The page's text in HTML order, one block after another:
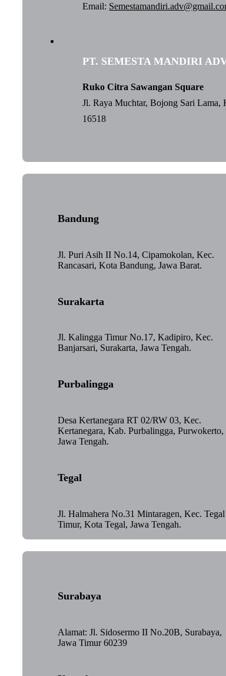
Email:
PT. SEMESTA MANDIRI
Ruko Citra Sawangan Square
Jl. Raya Muchtar, Bojong Sari Lama,
16518
Bandung
Jl. Puri Asih II No.14, Cipamokolan, Kec.
Rancasari, Kota Bandung, Jawa Barat.
Surakarta
Jl. Kalingga Timur No.17, Kadipiro, Kec.
Banjarsari, Surakarta, Jawa Tengah.
Purbalingga
Desa Kertanegara RT 02/RW 03, Kec.
Kertanegara, Kab. Purbalingga, Purwokerto,
Jawa Tengah.
Tegal
Jl. Halmahera No.31 Mintaragen, Kec. Tegal
Timur, Kota Tegal, Jawa Tengah.
Surabaya
Alamat: Jl. Sidosermo II No.20B, Surabaya,
Jawa Timur 60239